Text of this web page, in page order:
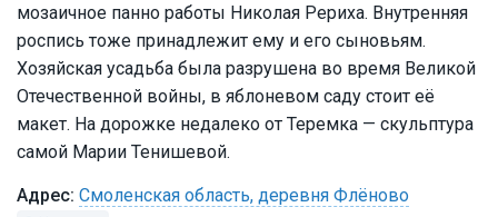
мозаичное панно работы Николая Рериха. Внутренняя
роспись тоже принадлежит ему и его сыновьям.
Хозяйская усадьба была разрушена во время Великой
Отечественной войны, в яблоневом саду стоит её
макет. На дорожке недалеко от Теремка — скульптура
самой Марии Тенишевой.
Смоленская область, деревня Флёново